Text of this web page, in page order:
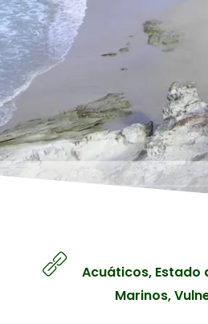
Páramos
Sabanas
Selvas y
Contacto
Iniciar
Registro
Acuáticos, Estado
Marinos,